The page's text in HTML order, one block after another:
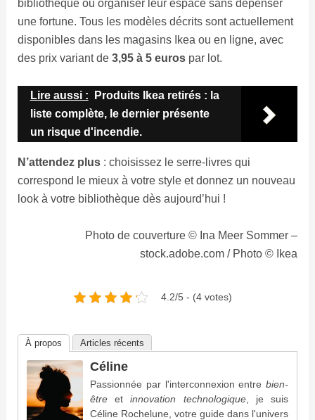
bibliothèque ou organiser leur espace sans dépenser
une fortune. Tous les modèles décrits sont actuellement
disponibles dans les magasins Ikea ou en ligne, avec
des prix variant de 3,95 à 5 eurospar lot.
Lire aussi :
Produits Ikea retirés : la
liste complète, le dernier présente
un risque d'incendie.
N’attendez plus: choisissez le serre-livres qui
correspond le mieux à votre style et donnez un nouveau
look à votre bibliothèque dès aujourd’hui !
Photo de couverture © Ina Meer Sommer –
stock.adobe.com / Photo © Ikea
4.2/5 - (4 votes)
À propos Articles récents
Céline
Passionnée par l'interconnexion entrebien-
êtreetinnovation technologique, je suis
Céline Rochelune, votre guide dans l'univers